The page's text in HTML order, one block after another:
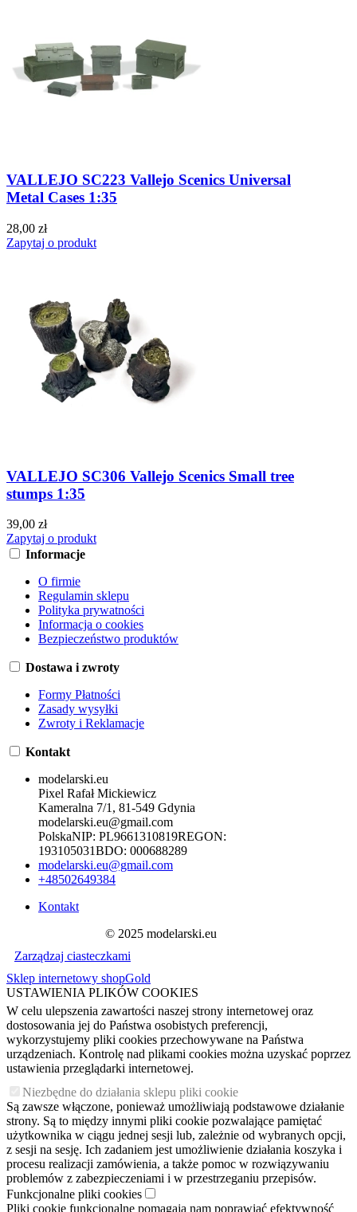
VALLEJO SC223 Vallejo Scenics Universal
Metal Cases 1:35
28,00 zł
Zapytaj o produkt
VALLEJO SC306 Vallejo Scenics Small tree
stumps 1:35
39,00 zł
Zapytaj o produkt
Informacje
O firmie
Regulamin sklepu
Polityka prywatności
Informacja o cookies
Bezpieczeństwo produktów
Dostawa i zwroty
Formy Płatności
Zasady wysyłki
Zwroty i Reklamacje
Kontakt
modelarski.eu
Pixel Rafał Mickiewicz
Kameralna 7/1, 81-549 Gdynia
modelarski.eu@gmail.com
PolskaNIP: PL9661310819REGON:
193105031BDO: 000688289
modelarski.eu@gmail.com
+48502649384
Kontakt
© 2025 modelarski.eu
Zarządzaj ciasteczkami
Sklep internetowy shopGold
USTAWIENIA PLIKÓW COOKIES
W celu ulepszenia zawartości naszej strony internetowej oraz
dostosowania jej do Państwa osobistych preferencji,
wykorzystujemy pliki cookies przechowywane na Państwa
urządzeniach. Kontrolę nad plikami cookies można uzyskać poprzez
ustawienia przeglądarki internetowej.
Niezbędne do działania sklepu pliki cookie
Są zawsze włączone, ponieważ umożliwiają podstawowe działanie
strony. Są to między innymi pliki cookie pozwalające pamiętać
użytkownika w ciągu jednej sesji lub, zależnie od wybranych opcji,
z sesji na sesję. Ich zadaniem jest umożliwienie działania koszyka i
procesu realizacji zamówienia, a także pomoc w rozwiązywaniu
problemów z zabezpieczeniami i w przestrzeganiu przepisów.
Funkcjonalne pliki cookies
Pliki cookie funkcjonalne pomagają nam poprawiać efektywność